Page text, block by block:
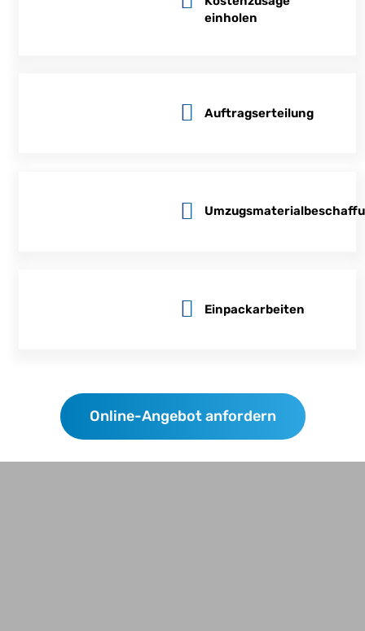
einholen
Auftragserteilung
Einpackarbeiten
Online-Angebot anfordern